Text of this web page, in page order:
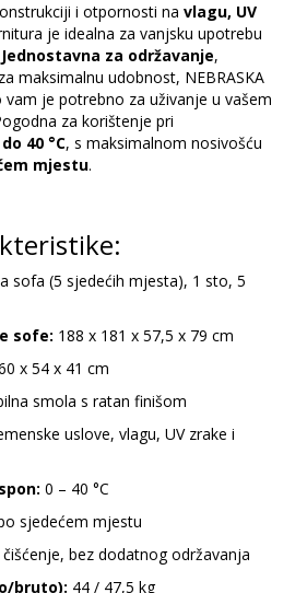
i otpornosti na vlagu, UV
je idealna za vanjsku upotrebu
Jednostavna za održavanje,
maksimalnu udobnost, NEBRASKA
vam je potrebno za uživanje u vašem
za korištenje pri
40 °C, s maksimalnom nosivošću
mjestu.
sofa (5 sjedećih mjesta), 1 sto, 5
sofe: 188 x 181 x 57,5 x 79 cm
x 54 x 41 cm
smola s ratan finišom
uslove, vlagu, UV zrake i
0 – 40 °C
sjedećem mjestu
bez dodatnog održavanja
bruto): 44 / 47,5 kg